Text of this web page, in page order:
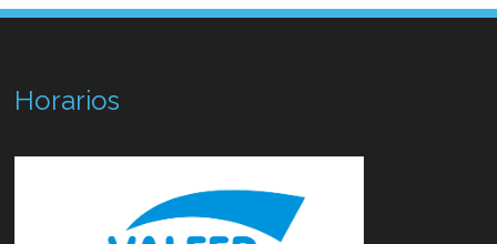
Horarios